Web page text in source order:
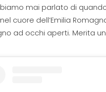
mai parlato di
cuore dell’Emilia
ad occhi aperti. Merita